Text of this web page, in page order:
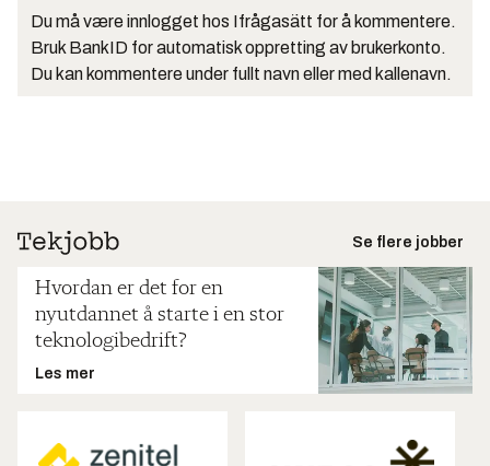
Du må være innlogget hos Ifrågasätt for å kommentere.
Bruk BankID for automatisk oppretting av brukerkonto.
Du kan kommentere under fullt navn eller med kallenavn.
Se flere jobber
Hvordan er det for en
nyutdannet å starte i en stor
teknologibedrift?
Les mer